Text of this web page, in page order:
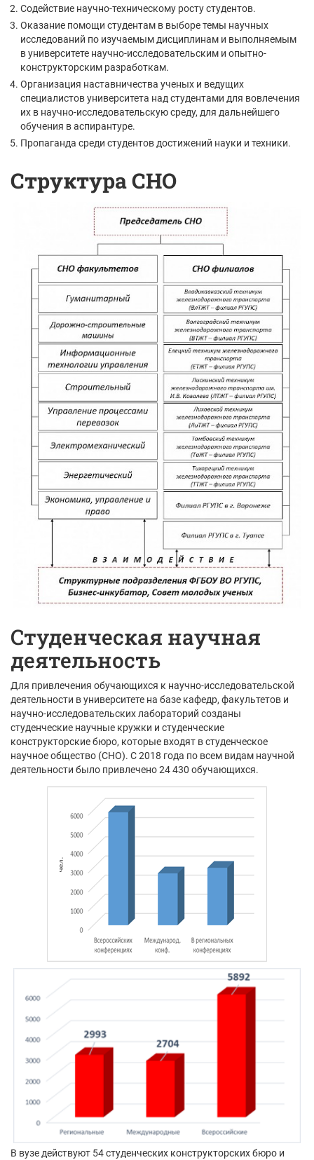
Содействие научно-техническому росту студентов.
Оказание помощи студентам в выборе темы научных
исследований по изучаемым дисциплинам и выполняемым
в университете научно-исследовательским и опытно-
конструкторским разработкам.
Организация наставничества ученых и ведущих
специалистов университета над студентами для вовлечения
их в научно-исследовательскую среду, для дальнейшего
обучения в аспирантуре.
Пропаганда среди студентов достижений науки и техники.
Структура СНО
Студенческая научная
деятельность
Для привлечения обучающихся к научно-исследовательской
деятельности в университете на базе кафедр, факультетов и
научно-исследовательских лабораторий созданы
студенческие научные кружки и студенческие
конструкторские бюро, которые входят в студенческое
научное общество (СНО). С 2018 года по всем видам научной
деятельности было привлечено 24 430 обучающихся.
В вузе действуют 54 студенческих конструкторских бюро и